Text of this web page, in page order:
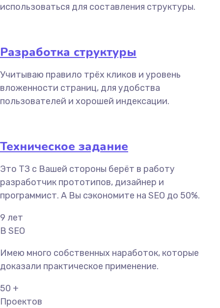
использоваться для составления структуры.
Разработка структуры
Учитываю правило трёх кликов и уровень
вложенности страниц, для удобства
пользователей и хорошей индексации.
Техническое задание
Это ТЗ с Вашей стороны берёт в работу
разработчик прототипов, дизайнер и
программист. А Вы сэкономите на SEO до 50%.
9 лет
В SEO
Имею много собственных наработок, которые
доказали практическое применение.
50 +
Проектов